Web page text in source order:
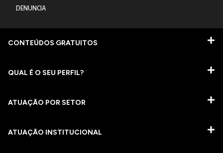
DENUNCIA
CONTEÚDOS GRATUITOS
QUAL É O SEU PERFIL?
ATUAÇÃO POR SETOR
ATUAÇÃO INSTITUCIONAL